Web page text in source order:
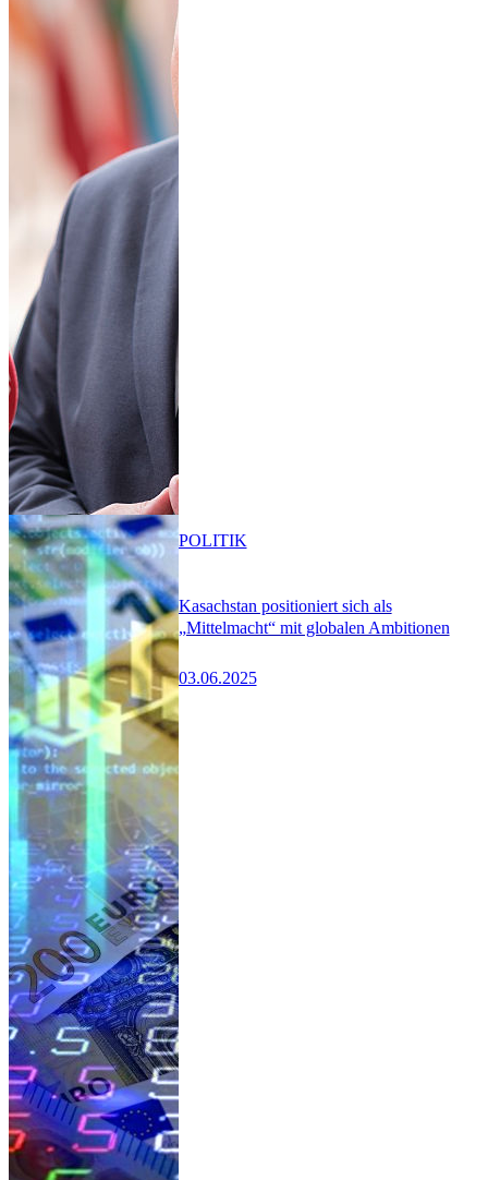
Kasachstan positioniert sich als
„Mittelmacht“ mit globalen Ambitionen
03.06.2025
POLITIK